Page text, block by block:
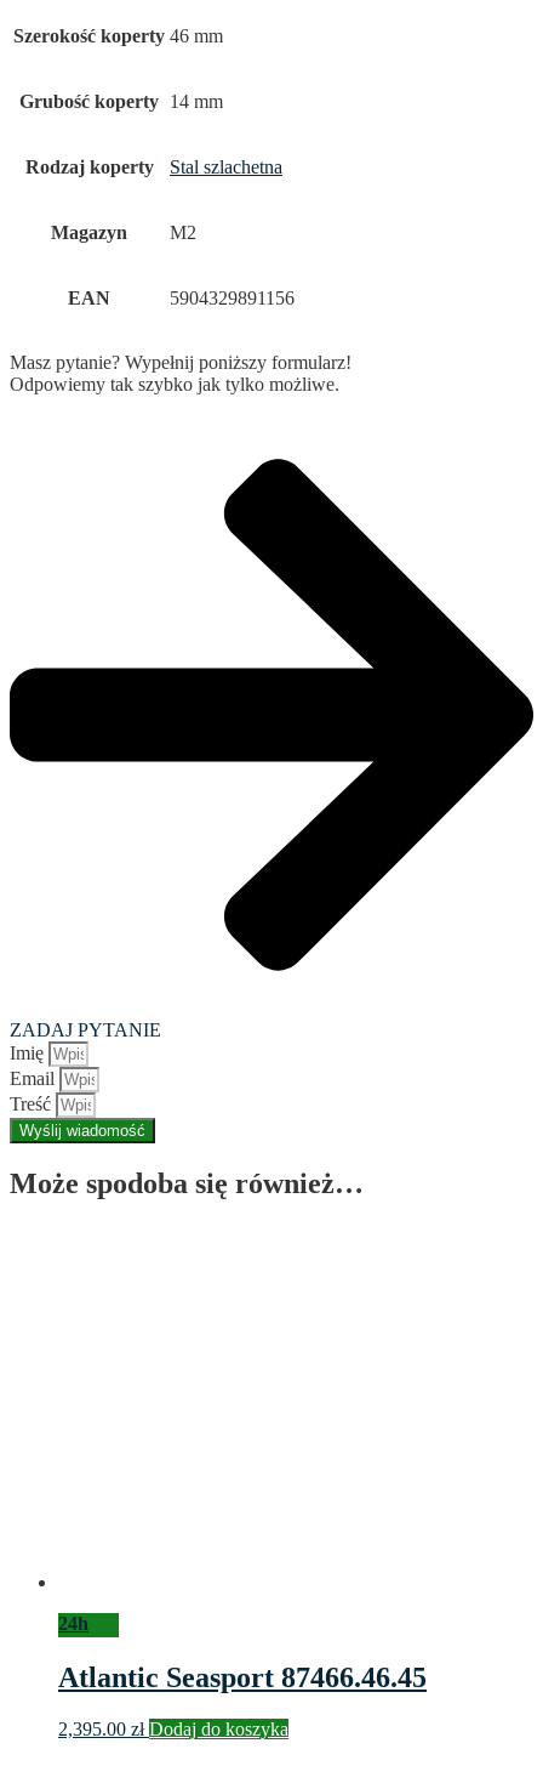
Szerokość koperty 46 mm
Grubość koperty 14 mm
Rodzaj koperty Stal szlachetna
Magazyn M2
EAN 5904329891156
Masz pytanie? Wypełnij poniższy formularz!
Odpowiemy tak szybko jak tylko możliwe.
ZADAJ PYTANIE
Imię
Email
Treść
Wyślij wiadomość
Może spodoba się również…
24h
Atlantic Seasport 87466.46.45
2,395.00 zł Dodaj do koszyka